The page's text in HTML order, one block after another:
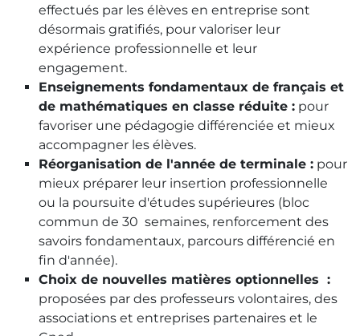
effectués par les élèves en entreprise sont
désormais gratifiés, pour valoriser leur
expérience professionnelle et leur
engagement.
Enseignements fondamentaux de français et
de mathématiques en classe réduite : pour
favoriser une pédagogie différenciée et mieux
accompagner les élèves.
Réorganisation de l'année de terminale : pour
mieux préparer leur insertion professionnelle
ou la poursuite d'études supérieures (bloc
commun de 30 semaines, renforcement des
savoirs fondamentaux, parcours différencié en
fin d'année).
Choix de nouvelles matières optionnelles :
proposées par des professeurs volontaires, des
associations et entreprises partenaires et le